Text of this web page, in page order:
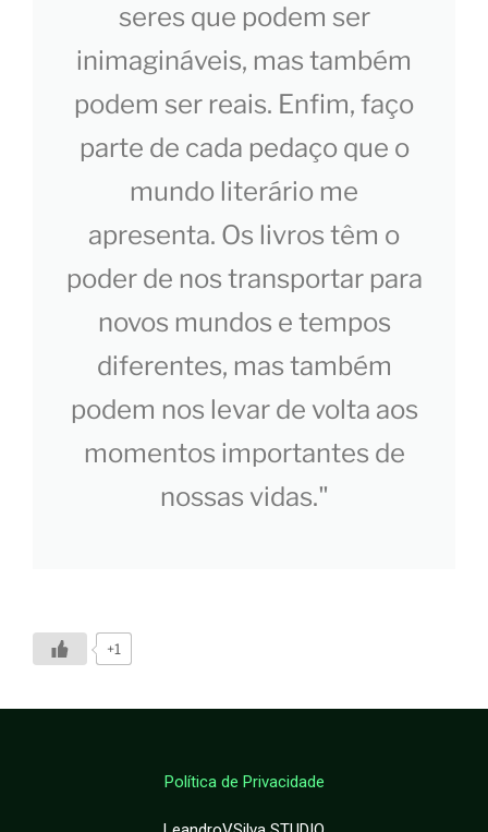
seres que podem ser
inimagináveis, mas também
podem ser reais. Enfim, faço
parte de cada pedaço que o
mundo literário me
apresenta. Os livros têm o
poder de nos transportar para
novos mundos e tempos
diferentes, mas também
podem nos levar de volta aos
momentos importantes de
nossas vidas."
+1
Política de Privacidade